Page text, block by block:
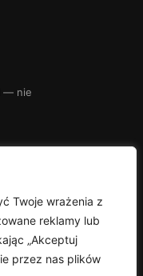
Twoje wrażenia z
reklamy lub
„Akceptuj
przez nas plików
— nie